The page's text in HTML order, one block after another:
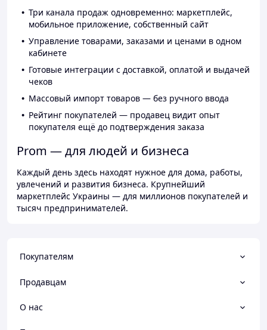
Три канала продаж одновременно: маркетплейс,
мобильное приложение, собственный сайт
Управление товарами, заказами и ценами в одном
кабинете
Готовые интеграции с доставкой, оплатой и выдачей
чеков
Массовый импорт товаров — без ручного ввода
Рейтинг покупателей — продавец видит опыт
покупателя ещё до подтверждения заказа
Prom — для людей и бизнеса
Каждый день здесь находят нужное для дома, работы,
увлечений и развития бизнеса. Крупнейший
маркетплейс Украины — для миллионов покупателей и
тысяч предпринимателей.
Покупателям
Продавцам
О нас